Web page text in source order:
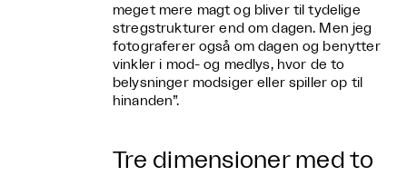
meget mere magt og bliver til tydelige
stregstrukturer end om dagen. Men jeg
fotograferer også om dagen og benytter
vinkler i mod- og medlys, hvor de to
belysninger modsiger eller spiller op til
hinanden”.
Tre dimensioner med to